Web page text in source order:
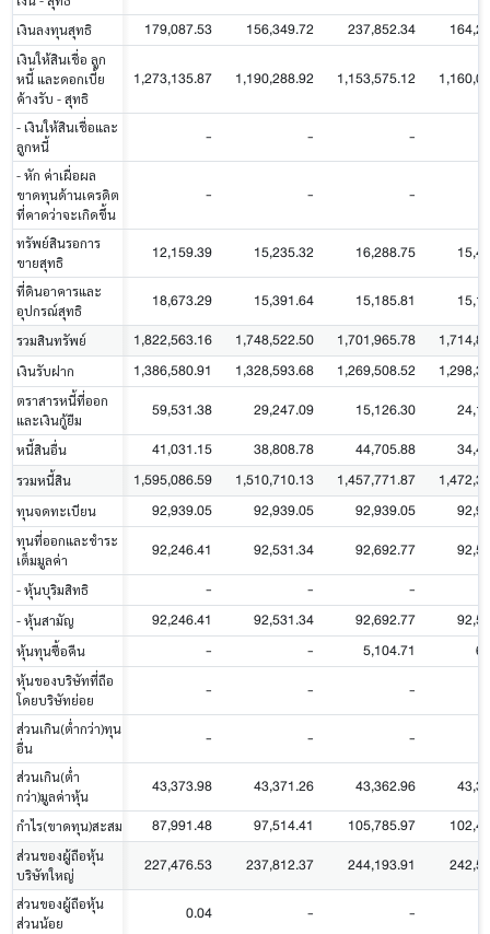
เงินลงทุนสุทธิ
179,087.53 156,349.72 237,852.34
เงินให้สินเชื่อ ลูก
หนี้ และดอกเบี้ย
ค้างรับ - สุทธิ
1,273,135.87 1,190,288.92 1,153,575.12
- เงินให้สินเชื่อและ
ลูกหนี้
- - -
- หัก ค่าเผื่อผล
ขาดทุนด้านเครดิต
ที่คาดว่าจะเกิดขึ้น
- - -
ทรัพย์สินรอการ
ขายสุทธิ
12,159.39 15,235.32 16,288.75
ที่ดินอาคารและ
อุปกรณ์สุทธิ
18,673.29 15,391.64 15,185.81
รวมสินทรัพย์ 1,822,563.16 1,748,522.50 1,701,965.78
เงินรับฝาก 1,386,580.91 1,328,593.68 1,269,508.52
ตราสารหนี้ที่ออก
และเงินกู้ยืม
59,531.38 29,247.09 15,126.30
หนี้สินอื่น 41,031.15 38,808.78 44,705.88
รวมหนี้สิน 1,595,086.59 1,510,710.13 1,457,771.87
ทุนจดทะเบียน 92,939.05 92,939.05 92,939.05
ทุนที่ออกและชำระ
เต็มมูลค่า
92,246.41 92,531.34 92,692.77
- หุ้นบุริมสิทธิ - - -
- หุ้นสามัญ 92,246.41 92,531.34 92,692.77
หุ้นทุนซื้อคืน - - 5,104.71
หุ้นของบริษัทที่ถือ
โดยบริษัทย่อย
- - -
ส่วนเกิน(ต่ำกว่า)ทุน
อื่น
- - -
ส่วนเกิน(ต่ำ
กว่า)มูลค่าหุ้น
43,373.98 43,371.26 43,362.96
กำไร(ขาดทุน)สะสม 87,991.48 97,514.41 105,785.97
ส่วนของผู้ถือหุ้น
บริษัทใหญ่
227,476.53 237,812.37 244,193.91
ส่วนของผู้ถือหุ้น
ส่วนน้อย
0.04 - -